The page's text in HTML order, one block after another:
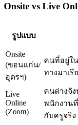
Onsite vs Live
รูปแบบ
Onsite
(ขอนแก่น/
อุดรฯ)
คนที่อยู่ใน
ทางมาเรี
Live
Online
(Zoom)
คนต่างจั
พนักงาน
กับครูจริง